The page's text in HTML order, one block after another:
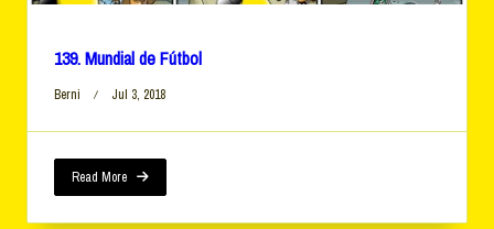
139. Mundial de Fútbol
Berni Jul 3, 2018
Read More